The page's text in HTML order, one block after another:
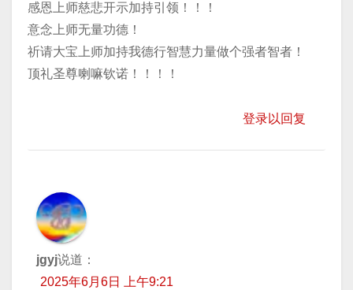
感恩上师慈悲开示加持引领！！！
意念上师无量功德！
祈请大宝上师加持我德行智慧力量做个强者智者！
顶礼圣尊喇嘛钦诺！！！！
登录以回复
jgyj说道：
2025年6月6日 上午9:21